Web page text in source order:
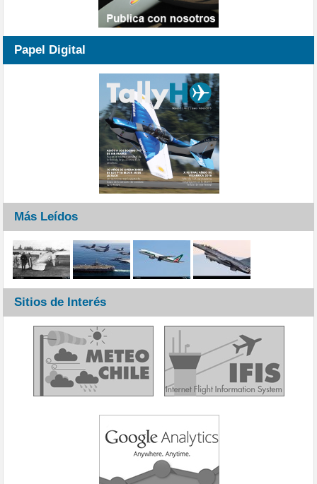
Papel Digital
Más Leídos
Sitios de Interés